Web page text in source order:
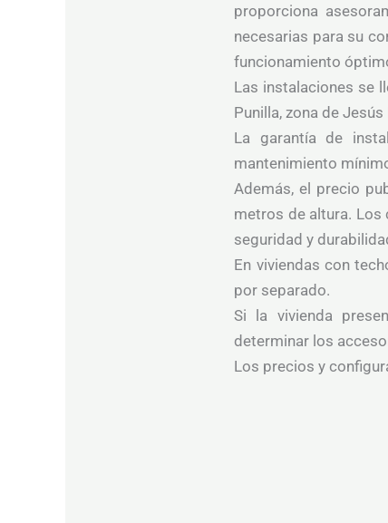
proporciona
necesarias para su
funcionamiento
Las instalaciones se
Punilla, zona de
La garantía de
mantenimiento
Además, el precio
metros de altura. Los
seguridad y
En viviendas con
por separado.
Si la vivienda
determinar los
Los precios y